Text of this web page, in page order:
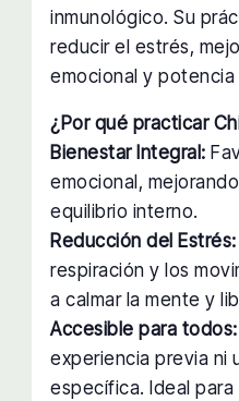
inmunológico. Su
reducir el estrés,
emocional y
¿Por qué practicar
Bienestar Integral:
emocional,
equilibrio interno.
Reducción del Estrés:
respiración y los
a calmar la mente y
Accesible para todos:
experiencia previa ni
específica. Ideal